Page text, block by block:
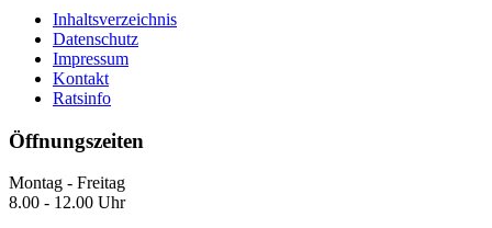
Inhaltsverzeichnis
Datenschutz
Impressum
Kontakt
Ratsinfo
Öffnungszeiten
Montag - Freitag
8.00 - 12.00 Uhr